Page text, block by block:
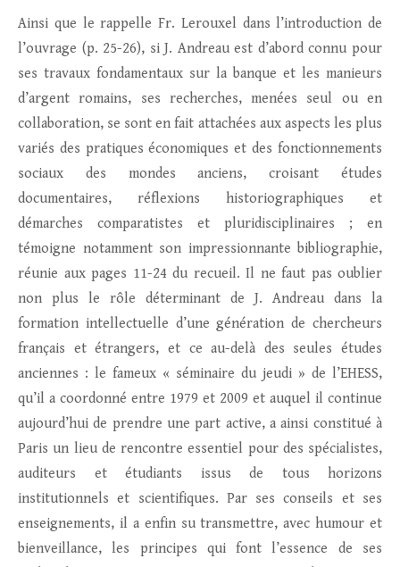
Ainsi que le rappelle Fr. Lerouxel dans l’introduction de
l’ouvrage (p. 25-26), si J. Andreau est d’abord connu pour
ses travaux fondamentaux sur la banque et les manieurs
d’argent romains, ses recherches, menées seul ou en
collaboration, se sont en fait attachées aux aspects les plus
variés des pratiques économiques et des fonctionnements
sociaux des mondes anciens, croisant études
documentaires, réflexions historiographiques et
démarches comparatistes et pluridisciplinaires ; en
témoigne notamment son impressionnante bibliographie,
réunie aux pages 11-24 du recueil. Il ne faut pas oublier
non plus le rôle déterminant de J. Andreau dans la
formation intellectuelle d’une génération de chercheurs
français et étrangers, et ce au-delà des seules études
anciennes : le fameux « séminaire du jeudi » de l’EHESS,
qu’il a coordonné entre 1979 et 2009 et auquel il continue
aujourd’hui de prendre une part active, a ainsi constitué à
Paris un lieu de rencontre essentiel pour des spécialistes,
auditeurs et étudiants issus de tous horizons
institutionnels et scientifiques. Par ses conseils et ses
enseignements, il a enfin su transmettre, avec humour et
bienveillance, les principes qui font l’essence de ses